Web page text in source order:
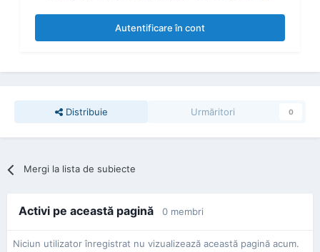
Autentificare în cont
Distribuie Urmăritori 0
Mergi la lista de subiecte
Activi pe această pagină 0 membri
Niciun utilizator înregistrat nu vizualizează această pagină acum.